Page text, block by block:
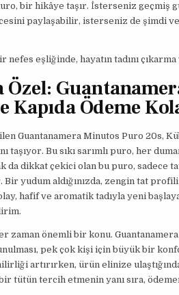
bir hikâye taşır. İsterseniz geçmiş
paylaşabilir, isterseniz de şimdi
eşliğinde, hayatın tadını
Ödeme
Guantanamera Minutos Puro 20s,
Bu sıkı sarımlı puro, her
da dikkat çekici olan bu puro, sadece
yudum aldığınızda, zengin tat
hafif ve aromatik tadıyla yeni
önemli bir konu.
pek çok kişi için büyük bir
artırırken, ürün elinize
tütün tercih etmenin yanı sıra,